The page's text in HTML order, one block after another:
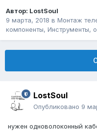
Автор: LostSoul
9 марта, 2018 в Монтаж
компоненты, Инструменты,
LostSoul
Опубликовано 9
нужен одноволоконный